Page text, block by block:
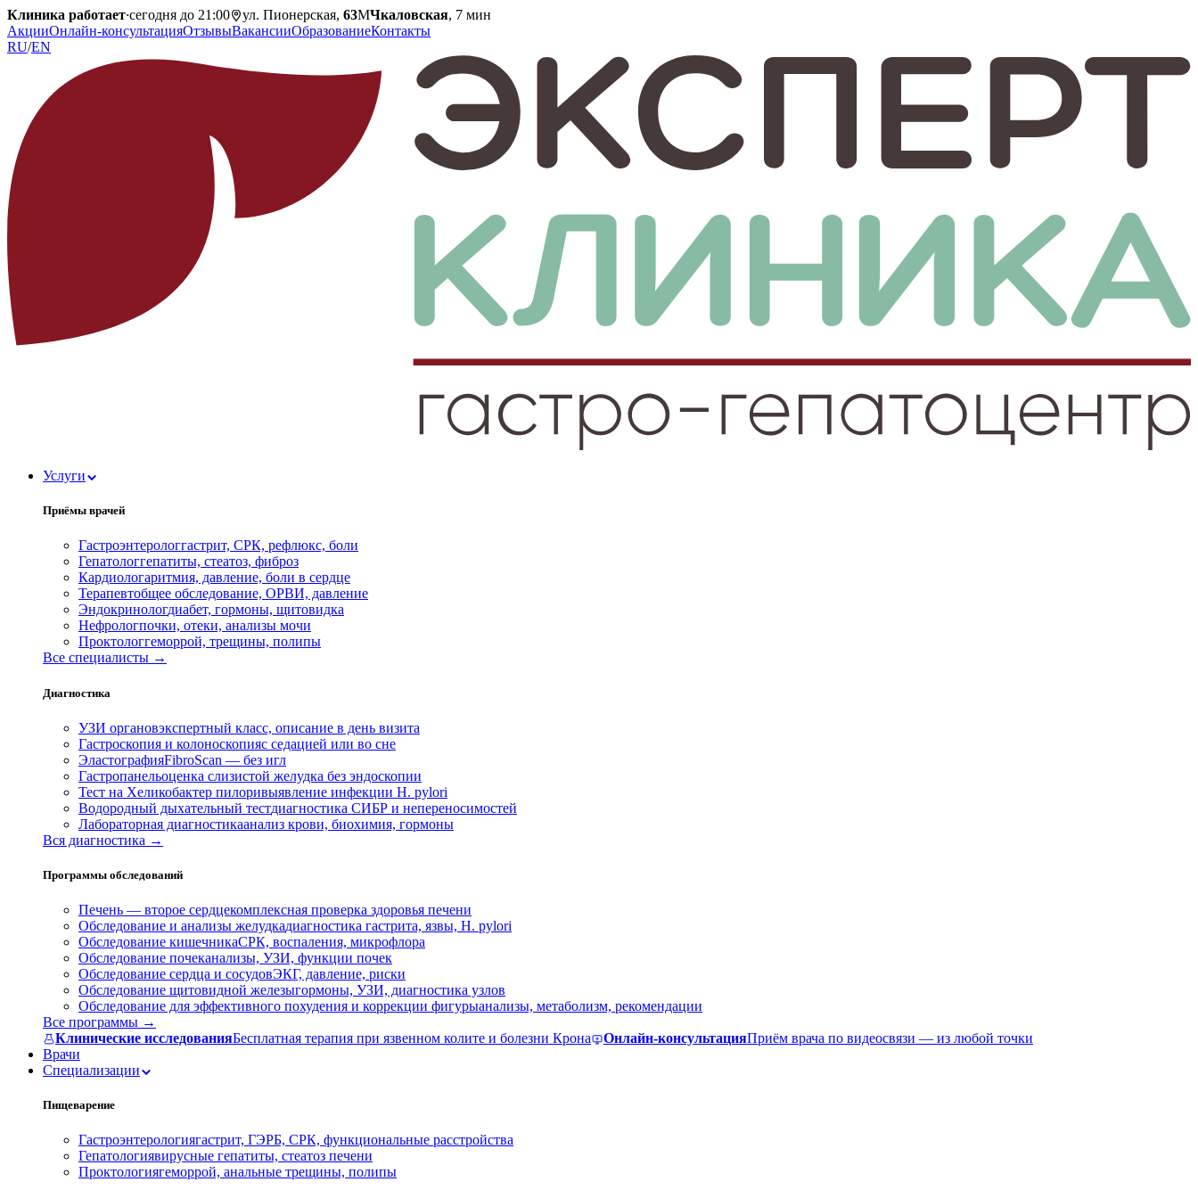
Клиника работает·сегодня до 21:00 ул. Пионерская, 63МЧкаловская, 7 мин
АкцииОнлайн-консультацияОтзывыВакансииОбразованиеКонтакты
RU/EN
Услуги
Приёмы врачей
Гастроэнтерологгастрит, СРК, рефлюкс, боли
Гепатологгепатиты, стеатоз, фиброз
Кардиологаритмия, давление, боли в сердце
Терапевтобщее обследование, ОРВИ, давление
Эндокринологдиабет, гормоны, щитовидка
Нефрологпочки, отеки, анализы мочи
Проктологгеморрой, трещины, полипы
Все специалисты →
Диагностика
УЗИ органовэкспертный класс, описание в день визита
Гастроскопия и колоноскопияс седацией или во сне
ЭластографияFibroScan — без игл
Гастропанельоценка слизистой желудка без эндоскопии
Тест на Хеликобактер пилоривыявление инфекции H. pylori
Водородный дыхательный тестдиагностика СИБР и непереносимостей
Лабораторная диагностикаанализ крови, биохимия, гормоны
Вся диагностика →
Программы обследований
Печень — второе сердцекомплексная проверка здоровья печени
Обследование и анализы желудкадиагностика гастрита, язвы, H. pylori
Обследование кишечникаСРК, воспаления, микрофлора
Обследование почеканализы, УЗИ, функции почек
Обследование сердца и сосудовЭКГ, давление, риски
Обследование щитовидной железыгормоны, УЗИ, диагностика узлов
Обследование для эффективного похудения и коррекции фигурыанализы, метаболизм, рекомендации
Все программы →
Клинические исследованияБесплатная терапия при язвенном колите и болезни Крона Онлайн-консультацияПриём врача по видеосвязи — из любой точки
Врачи
Специализации
Пищеварение
Гастроэнтерологиягастрит, ГЭРБ, СРК, функциональные расстройства
Гепатологиявирусные гепатиты, стеатоз печени
Проктологиягеморрой, анальные трещины, полипы